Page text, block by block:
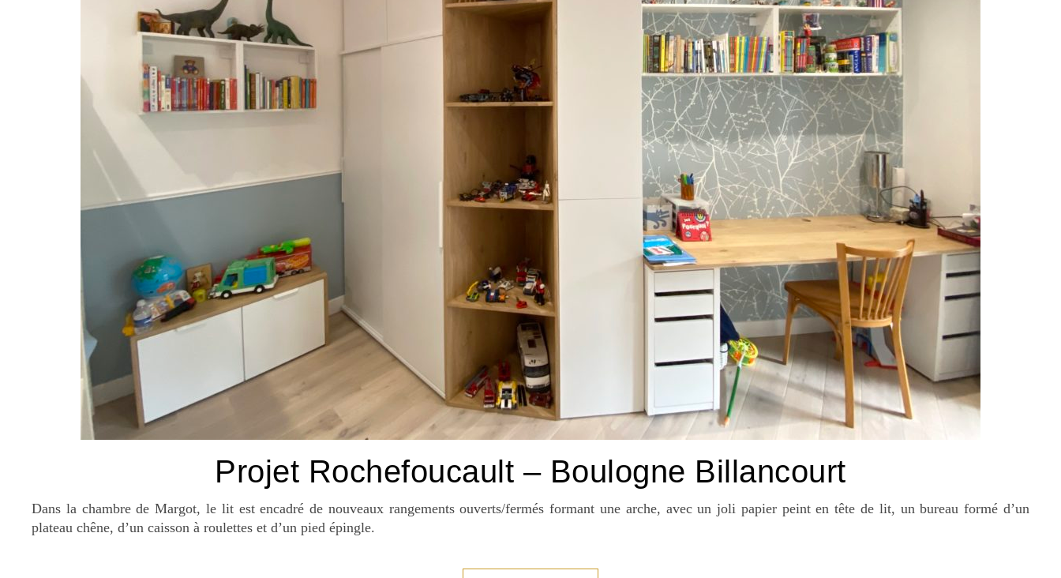
Projet Rochefoucault – Boulogne Billancourt
Dans la chambre de Margot, le lit est encadré de nouveaux rangements ouverts/fermés formant une arche, avec un joli papier peint en tête de lit, un bureau formé d’un
plateau chêne, d’un caisson à roulettes et d’un pied épingle.